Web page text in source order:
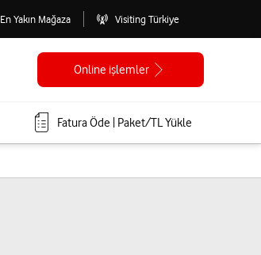
En Yakın Mağaza Visiting Türkiye
Online işlemler
Fatura Öde | Paket/TL Yükle